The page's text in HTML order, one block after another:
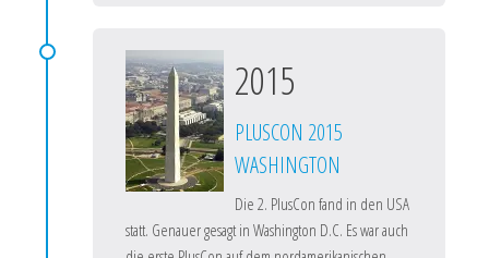
2015
PLUSCON 2015
WASHINGTON
Die 2. PlusCon fand in den USA
statt. Genauer gesagt in Washington D.C. Es war auch